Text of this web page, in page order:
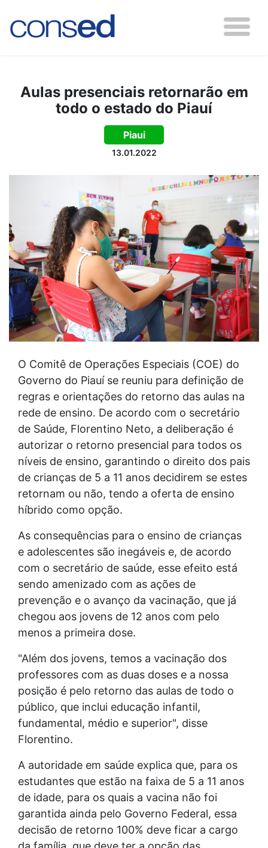
Aulas presenciais retornarão em
todo o estado do Piauí
Piaui
13.01.2022
O Comitê de Operações Especiais (COE) do
Governo do Piauí se reuniu para definição de
regras e orientações do retorno das aulas na
rede de ensino. De acordo com o secretário
de Saúde, Florentino Neto, a deliberação é
autorizar o retorno presencial para todos os
níveis de ensino, garantindo o direito dos pais
de crianças de 5 a 11 anos decidirem se estes
retornam ou não, tendo a oferta de ensino
híbrido como opção.
As consequências para o ensino de crianças
e adolescentes são inegáveis e, de acordo
com o secretário de saúde, esse efeito está
sendo amenizado com as ações de
prevenção e o avanço da vacinação, que já
chegou aos jovens de 12 anos com pelo
menos a primeira dose.
"Além dos jovens, temos a vacinação dos
professores com as duas doses e a nossa
posição é pelo retorno das aulas de todo o
público, que inclui educação infantil,
fundamental, médio e superior", disse
Florentino.
A autoridade em saúde explica que, para os
estudantes que estão na faixa de 5 a 11 anos
de idade, para os quais a vacina não foi
garantida ainda pelo Governo Federal, essa
decisão de retorno 100% deve ficar a cargo